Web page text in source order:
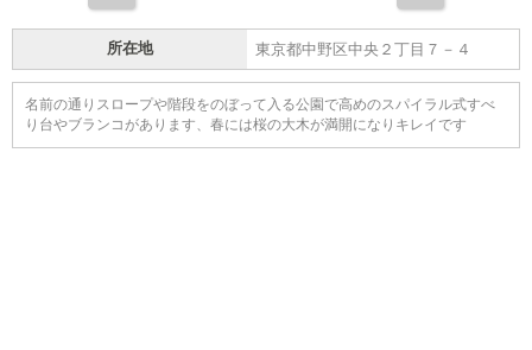
所在地 東京都中野区中央２丁目７－４
名前の通りスロープや階段をのぼって入る公園で高めのスパイラル式すべ
り台やブランコがあります、春には桜の大木が満開になりキレイです